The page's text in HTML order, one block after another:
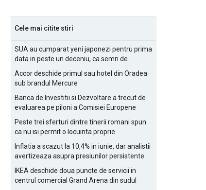
Cele mai citite stiri
SUA au cumparat yeni japonezi pentru prima
data in peste un deceniu, ca semn de
Accor deschide primul sau hotel din Oradea
sub brandul Mercure
Banca de Investitii si Dezvoltare a trecut de
evaluarea pe piloni a Comisiei Europene
Peste trei sferturi dintre tinerii romani spun
ca nu isi permit o locuinta proprie
Inflatia a scazut la 10,4% in iunie, dar analistii
avertizeaza asupra presiunilor persistente
IKEA deschide doua puncte de servicii in
centrul comercial Grand Arena din sudul